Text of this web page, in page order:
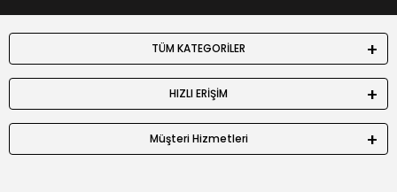
TÜM KATEGORİLER
HIZLI ERİŞİM
Müşteri Hizmetleri